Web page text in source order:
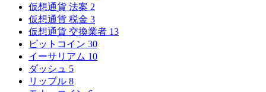
仮想通貨 法案 2
仮想通貨 税金 3
仮想通貨 交換業者 13
ビットコイン 30
イーサリアム 10
ダッシュ 5
リップル 8